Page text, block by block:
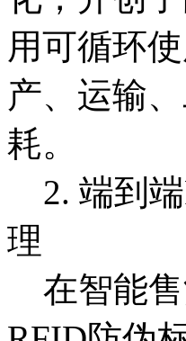
用可循环
产、运输
耗。
2. 端到端
理
在智能售